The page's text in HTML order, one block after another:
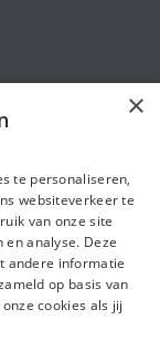
×
te personaliseren,
websiteverkeer te
van onze site
analyse. Deze
andere informatie
op basis van
cookies als jij